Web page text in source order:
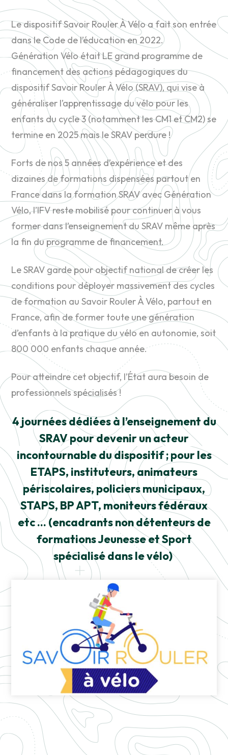
Le dispositif Savoir Rouler À Vélo a fait son entrée
dans le Code de l’éducation en 2022.
Génération Vélo était LE grand programme de
financement des actions pédagogiques du
dispositif Savoir Rouler À Vélo (SRAV), qui vise à
généraliser l’apprentissage du vélo pour les
enfants du cycle 3 (notamment les CM1 et CM2) se
termine en 2025 mais le SRAV perdure !
Forts de nos 5 années d’expérience et des
dizaines de formations dispensées partout en
France dans la formation SRAV avec Génération
Vélo, l’IFV reste mobilisé pour continuer à vous
former dans l’enseignement du SRAV même après
la fin du programme de financement.
Le SRAV garde pour objectif national de créer les
conditions pour déployer massivement des cycles
de formation au Savoir Rouler À Vélo, partout en
France, afin de former toute une génération
d’enfants à la pratique du vélo en autonomie, soit
800 000 enfants chaque année.
Pour atteindre cet objectif, l’État aura besoin de
professionnels spécialisés !
4 journées dédiées à l’enseignement du
SRAV pour devenir un acteur
incontournable du dispositif ; pour les
ETAPS, instituteurs, animateurs
périscolaires, policiers municipaux,
STAPS, BP APT, moniteurs fédéraux
etc … (encadrants non détenteurs de
formations Jeunesse et Sport
spécialisé dans le vélo)